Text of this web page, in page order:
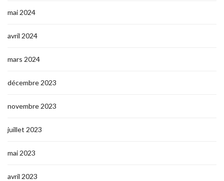
mai 2024
avril 2024
mars 2024
décembre 2023
novembre 2023
juillet 2023
mai 2023
avril 2023